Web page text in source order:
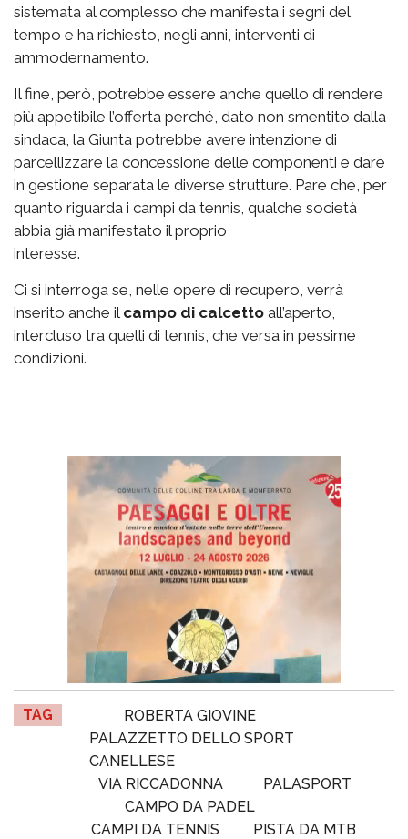
sistemata al complesso che manifesta i segni del
tempo e ha richiesto, negli anni, interventi di
ammodernamento.
Il fine, però, potrebbe essere anche quello di rendere
più appetibile l’offerta perché, dato non smentito dalla
sindaca, la Giunta potrebbe avere intenzione di
parcellizzare la concessione delle componenti e dare
in gestione separata le diverse strutture. Pare che, per
quanto riguarda i campi da tennis, qualche società
abbia già manifestato il proprio
interesse.
Ci si interroga se, nelle opere di recupero, verrà
inserito anche il campo di calcetto all’aperto,
intercluso tra quelli di tennis, che versa in pessime
condizioni.
TAG
ROBERTA GIOVINE
PALAZZETTO DELLO SPORT
CANELLESE
VIA RICCADONNA
PALASPORT
CAMPO DA PADEL
CAMPI DA TENNIS
PISTA DA MTB